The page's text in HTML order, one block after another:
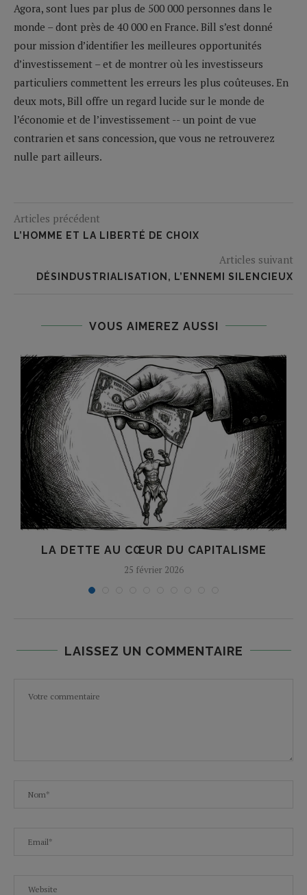
Agora, sont lues par plus de 500 000 personnes dans le
monde – dont près de 40 000 en France. Bill s’est donné
pour mission d’identifier les meilleures opportunités
d’investissement – et de montrer où les investisseurs
particuliers commettent les erreurs les plus coûteuses. En
deux mots, Bill offre un regard lucide sur le monde de
l’économie et de l’investissement -- un point de vue
contrarien et sans concession, que vous ne retrouverez
nulle part ailleurs.
Articles précédent
L’HOMME ET LA LIBERTÉ DE CHOIX
Articles suivant
DÉSINDUSTRIALISATION, L’ENNEMI SILENCIEUX
VOUS AIMEREZ AUSSI
LA DETTE AU CŒUR DU CAPITALISME
25 février 2026
LAISSEZ UN COMMENTAIRE